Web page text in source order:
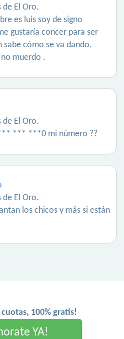
de El Oro.
es luis soy de signo
gustaría concer para ser
sabe cómo se va dando.
muerdo .
de El Oro.
*** ***0 mi número ??
de El Oro.
los chicos y más si están
100% gratis!
YA!